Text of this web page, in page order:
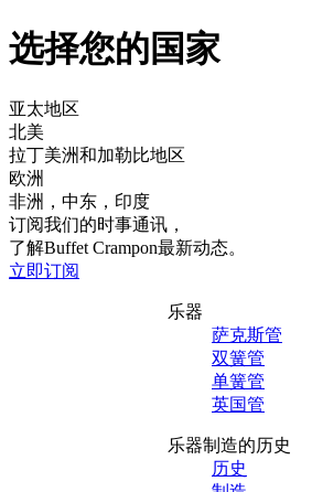
选择您的国家
亚太地区
北美
拉丁美洲和加勒比地区
欧洲
非洲，中东，印度
订阅我们的时事通讯，
了解Buffet Crampon最新动态。
立即订阅
乐器
萨克斯管
双簧管
单簧管
英国管
乐器制造的历史
历史